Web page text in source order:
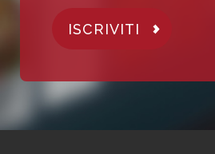
ISCRIVITI